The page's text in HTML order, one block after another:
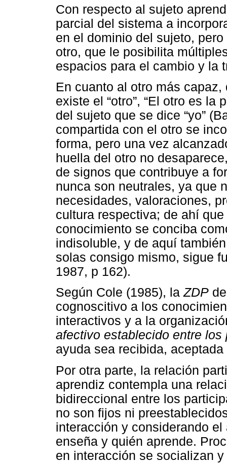
Con respecto al sujeto
parcial del sistema a
en el dominio del sujeto,
otro, que le posibilita
espacios para el cambio y la
En cuanto al otro más
existe el “otro”, “El otro es
del sujeto que se dice “yo”
compartida con el otro se
forma, pero una vez
huella del otro no
de signos que contribuye a
nunca son neutrales, ya que
necesidades, valoraciones,
cultura respectiva; de ahí
conocimiento se conciba
indisoluble, y de aquí
solas consigo mismo, sigue
1987, p 162).
Según Cole (1985), laZDP
cognoscitivo a los
interactivos y a la
afectivo establecido entre los
ayuda sea recibida,
Por otra parte, la relación
aprendiz contempla una
bidireccional entre los
no son fijos ni
interacción y considerando
enseña y quién aprende.
en interacción se socializan